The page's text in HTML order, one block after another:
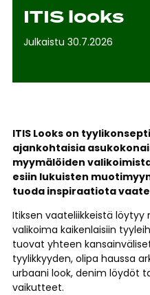
ITIS looks
Julkaistu 30.7.2026
ITIS Looks on
ajankohtaisia
myymälöiden
esiin lukuisten
tuoda inspiraatiota
Itiksen vaateliikkeistä
valikoima kaikenlaisiin
tuovat yhteen
tyylikkyyden, olipa haussa
urbaani look, denim löydöt
vaikutteet.